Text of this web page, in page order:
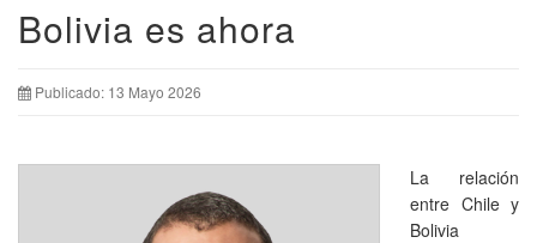
Bolivia es ahora
Publicado: 13 Mayo 2026
La relación
entre Chile y
Bolivia